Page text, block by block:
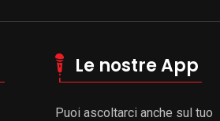
Le nostre App
Puoi ascoltarci anche sul tuo